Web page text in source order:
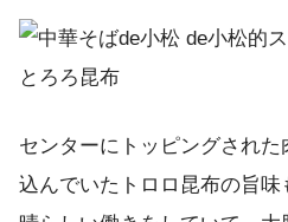
センターにトッピングされ
込んでいたトロロ昆布の旨